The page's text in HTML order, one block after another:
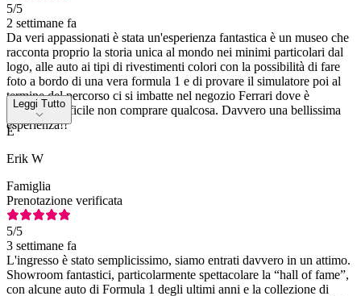
5/5
2 settimane fa
Da veri appassionati è stata un'esperienza fantastica è un museo che
racconta proprio la storia unica al mondo nei minimi particolari dal
logo, alle auto ai tipi di rivestimenti colori con la possibilità di fare
foto a bordo di una vera formula 1 e di provare il simulatore poi al
termine del percorso ci si imbatte nel negozio Ferrari dove è
MOLTO difficile non comprare qualcosa. Davvero una bellissima
esperienza!!
Leggi Tutto
E
Erik W
Famiglia
Prenotazione verificata
5/5
3 settimane fa
L'ingresso è stato semplicissimo, siamo entrati davvero in un attimo.
Showroom fantastici, particolarmente spettacolare la “hall of fame”,
con alcune auto di Formula 1 degli ultimi anni e la collezione di